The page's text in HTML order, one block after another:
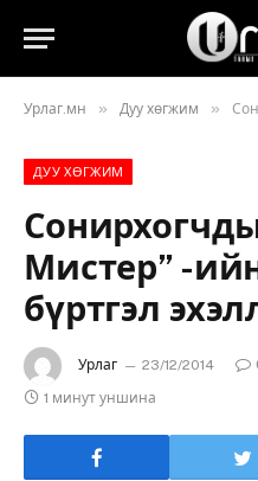
Урлаг.мн » Дуу хөгжим »
ДУУ ХӨГЖИМ
Мистер” -
бүртгэл
Урлаг 23/12/2014
1 минут уншина